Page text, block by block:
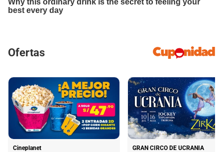
Ofertas
Cineplanet GRAN CIRCO DE UCRANIA